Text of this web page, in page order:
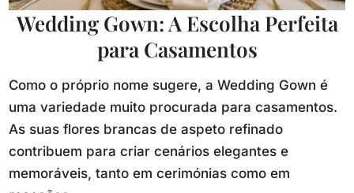
Wedding Gown: A Escolha Perfeita
para Casamentos
Como o próprio nome sugere, a Wedding Gown é
uma variedade muito procurada para casamentos.
As suas flores brancas de aspeto refinado
contribuem para criar cenários elegantes e
memoráveis, tanto em cerimónias como em